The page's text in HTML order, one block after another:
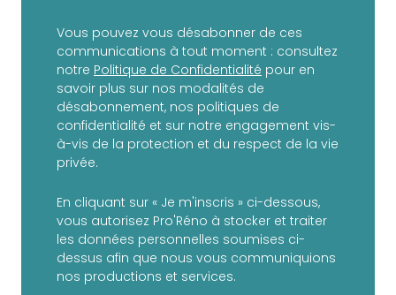
Vous pouvez vous désabonner de ces
communications à tout moment : consultez
notre Politique de Confidentialité pour en
savoir plus sur nos modalités de
désabonnement, nos politiques de
confidentialité et sur notre engagement vis-
à-vis de la protection et du respect de la vie
privée.
En cliquant sur « Je m'inscris » ci-dessous,
vous autorisez Pro'Réno à stocker et traiter
les données personnelles soumises ci-
dessus afin que nous vous communiquions
nos productions et services.